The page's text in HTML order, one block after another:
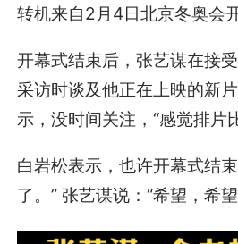
转机来自2月4日北京冬奥会开
开幕式结束后，张艺谋在接
采访时谈及他正在上映的新
示，没时间关注，“感觉排片
白岩松表示，也许开幕式结
了。” 张艺谋说：“希望，希